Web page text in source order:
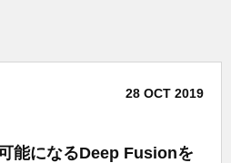
28 OCT 2019
能になるDeep Fusionを